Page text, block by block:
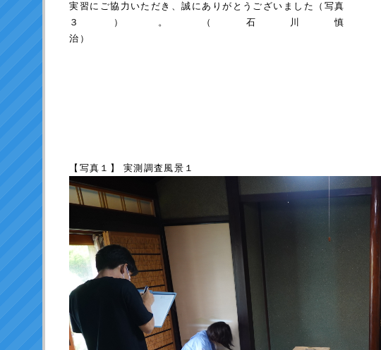
実習にご協力いただき、誠にありがとうございました（写真
３）。（石川慎
治）
【写真１】 実測調査風景１